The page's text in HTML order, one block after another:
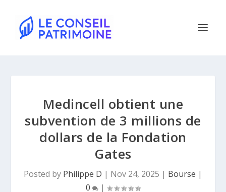
Medincell obtient une
subvention de 3 millions de
dollars de la Fondation
Gates
Posted by Philippe D | Nov 24, 2025 | Bourse |
0
|